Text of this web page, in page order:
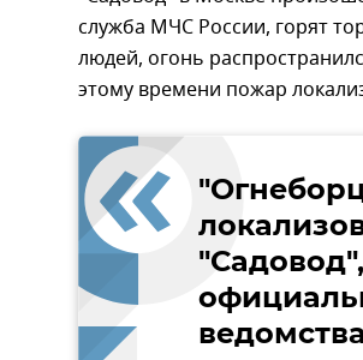
служба МЧС России, горят
людей, огонь
этому времени пожар